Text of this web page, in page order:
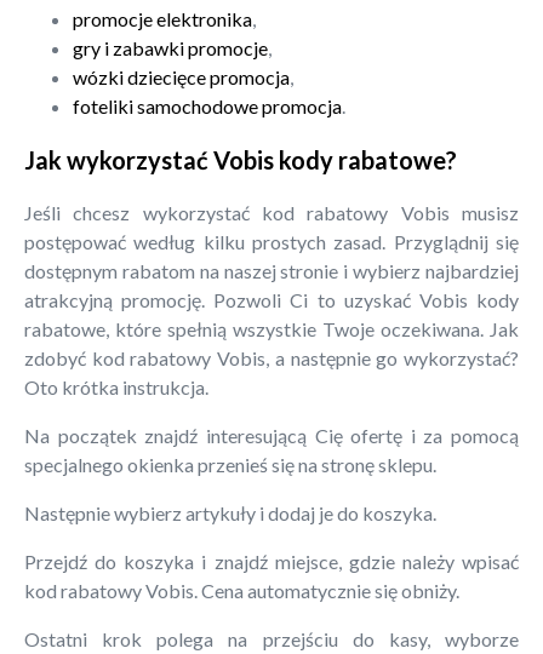
promocje elektronika,
gry i zabawki promocje,
wózki dziecięce promocja,
foteliki samochodowe promocja.
Jak wykorzystać Vobis kody rabatowe?
Jeśli chcesz wykorzystać kod rabatowy Vobis musisz
postępować według kilku prostych zasad. Przyglądnij się
dostępnym rabatom na naszej stronie i wybierz najbardziej
atrakcyjną promocję. Pozwoli Ci to uzyskać Vobis kody
rabatowe, które spełnią wszystkie Twoje oczekiwana. Jak
zdobyć kod rabatowy Vobis, a następnie go wykorzystać?
Oto krótka instrukcja.
Na początek znajdź interesującą Cię ofertę i za pomocą
specjalnego okienka przenieś się na stronę sklepu.
Następnie wybierz artykuły i dodaj je do koszyka.
Przejdź do koszyka i znajdź miejsce, gdzie należy wpisać
kod rabatowy Vobis. Cena automatycznie się obniży.
Ostatni krok polega na przejściu do kasy, wyborze